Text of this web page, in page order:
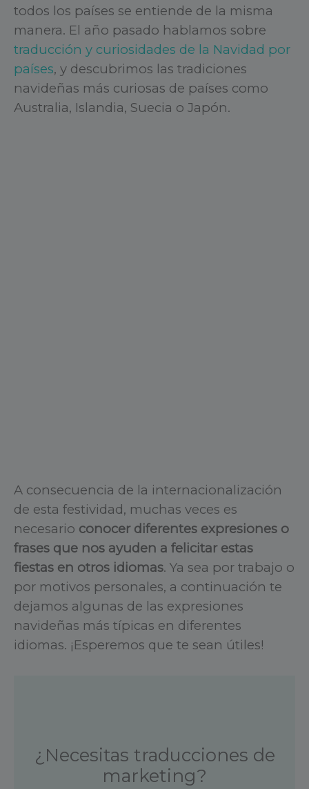
todos los países se entiende de la misma
manera. El año pasado hablamos sobre
traducción y curiosidades de la Navidad por
países, y descubrimos las tradiciones
navideñas más curiosas de países como
Australia, Islandia, Suecia o Japón.
A consecuencia de la internacionalización
de esta festividad, muchas veces es
necesario conocer diferentes expresiones o
frases que nos ayuden a felicitar estas
fiestas en otros idiomas. Ya sea por trabajo o
por motivos personales, a continuación te
dejamos algunas de las expresiones
navideñas más típicas en diferentes
idiomas. ¡Esperemos que te sean útiles!
¿Necesitas traducciones de
marketing?